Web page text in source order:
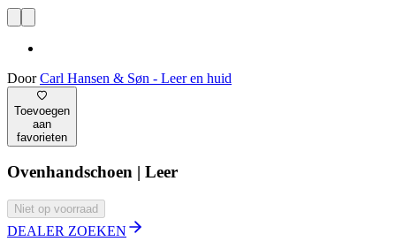
DoorCarl Hansen & Søn - Leer en huid
Toevoegen
aan
favorieten
Ovenhandschoen | Leer
Niet op voorraad
DEALER ZOEKEN